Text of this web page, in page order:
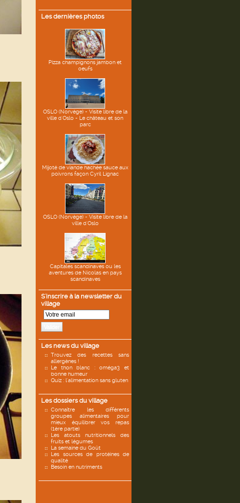
Les dernières photos
Pizza champignons jambon et
oeufs
OSLO (Norvège) - Visite libre de la
ville d'Oslo - Le château et son
parc
Mijoté de viande hachée sauce aux
poivrons façon Cyril Lignac
OSLO (Norvège) - Visite libre de la
ville d'Oslo
Capitales scandinaves ou les
aventures de Nicolas en pays
scandinaves
S'inscrire à la newsletter du
village
Les news du village
Trouvez des recettes sans
allergènes !
Le thon blanc : oméga3 et
bonne humeur
Quiz : l'alimentation sans gluten
Les dossiers du village
Connaître les différents
groupes alimentaires pour
mieux équilibrer vos repas
(1ère partie)
Les atouts nutritionnels des
fruits et légumes
La semaine du Goût
Les sources de protéines de
qualité
Besoin en nutriments